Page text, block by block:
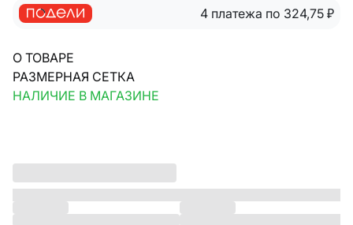
4 платежа по 324,75 ₽
О ТОВАРЕ
РАЗМЕРНАЯ СЕТКА
НАЛИЧИЕ В МАГАЗИНЕ